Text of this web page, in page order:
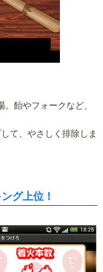
飴やフォークなど、
て、やさしく排除しま
グ上位！